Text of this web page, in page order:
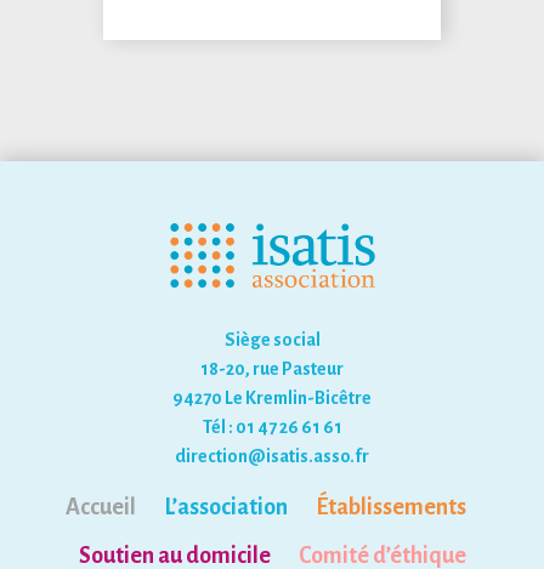
Siège social
18-20, rue Pasteur
94270 Le Kremlin-Bicêtre
Tél : 01 47 26 61 61
direction@isatis.asso.fr
Accueil L’association
Établissements
Soutien au domicile
Comité d’éthique